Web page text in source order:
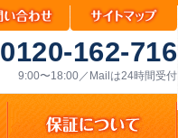
0120-162-716
9:00〜18:00／Mailは24時間受付